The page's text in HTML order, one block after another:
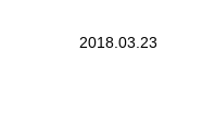
2018.03.23